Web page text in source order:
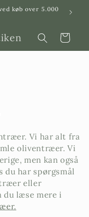
køb over 5.000
Indkøbskurv
Vi har alt fra
oliventræer. Vi
men kan også
du har spørgsmål
eller
læse mere i